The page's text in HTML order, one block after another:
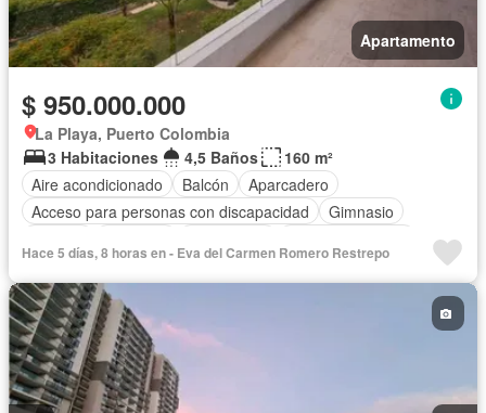
Apartamento
$ 950.000.000
La Playa, Puerto Colombia
3 Habitaciones
4,5 Baños
160 m²
Aire acondicionado
Balcón
Aparcadero
Acceso para personas con discapacidad
Gimnasio
Seguridad privada
Piscina Agua
Hace 5 días, 8 horas en - Eva del Carmen Romero Restrepo